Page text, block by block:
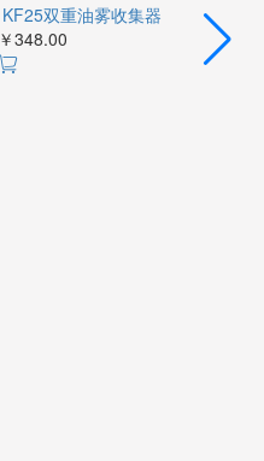
KF25双重油雾收集器
￥348.00